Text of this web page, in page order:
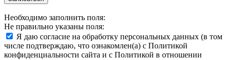
Необходимо заполнить поля:
Не правильно указаны поля:
Я даю согласие на обработку персональных данных (в том
числе подтверждаю, что ознакомлен(а) с Политикой
конфиденциальности сайта и с Политикой в отношении